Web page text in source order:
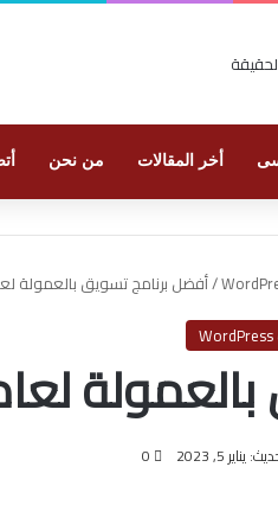
أخر المقالات من نحن
/أفضل برنامج تسويق بالعمولة لعام
لعام
يناير 5, 2023 0